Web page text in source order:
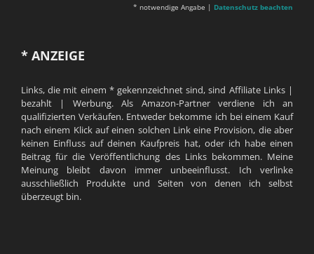
* notwendige Angabe | Datenschutz beachten
* ANZEIGE
Links, die mit einem * gekennzeichnet sind, sind Affiliate Links |
bezahlt | Werbung. Als Amazon-Partner verdiene ich an
qualifizierten Verkäufen. Entweder bekomme ich bei einem Kauf
nach einem Klick auf einen solchen Link eine Provision, die aber
keinen Einfluss auf deinen Kaufpreis hat, oder ich habe einen
Beitrag für die Veröffentlichung des Links bekommen. Meine
Meinung bleibt davon immer unbeeinflusst. Ich verlinke
ausschließlich Produkte und Seiten von denen ich selbst
überzeugt bin.